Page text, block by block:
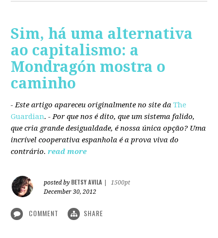
Sim, há uma alternativa
ao capitalismo: a
Mondragón mostra o
caminho
- Este artigo apareceu originalmente no site daThe
Guardian. - Por que nos é dito, que um sistema falido,
que cria grande desigualdade, é nossa única opção? Uma
incrível cooperativa espanhola é a prova viva do
contrário. read more
posted by BETSY AVILA
1500pt
December 30, 2012
COMMENT SHARE